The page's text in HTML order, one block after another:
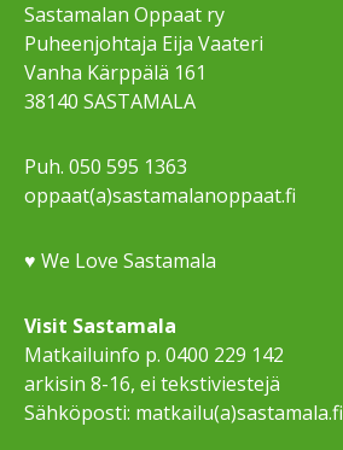
Sastamalan Oppaat ry
Puheenjohtaja Eija Vaateri
Vanha Kärppälä 161
38140 SASTAMALA
Puh. 050 595 1363
oppaat(a)sastamalanoppaat.fi
♥ We Love Sastamala
Visit Sastamala
Matkailuinfo p. 0400 229 142
arkisin 8-16, ei tekstiviestejä
Sähköposti: matkailu(a)sastamala.fi